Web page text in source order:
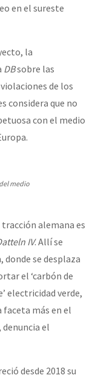
en el sureste
la
DBsobre las
de los
considera que no
con el medio
medio
alemana es
IV. Allí se
se desplaza
el ‘carbón de
electricidad verde,
más en el
denuncia el
desde 2018 su